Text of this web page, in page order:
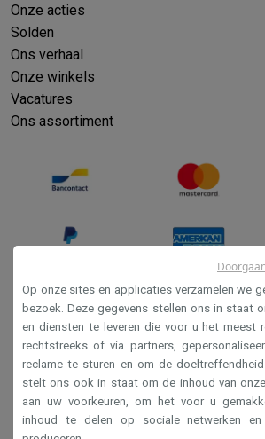
Onze acties
Solden
Ons verhaal
Onze winkels
Vacatures
Ons assortiment
Privacy
Disclaimer
Cookies
Op onze sites en applicaties verzamelen we
bezoek. Deze gegevens stellen ons in staat
en diensten te leveren die voor u het meest
rechtstreeks of via partners,
reclame te sturen en om de
stelt ons ook in staat om de inhoud van
aan uw voorkeuren, om het voor u
inhoud te delen op sociale netwerken